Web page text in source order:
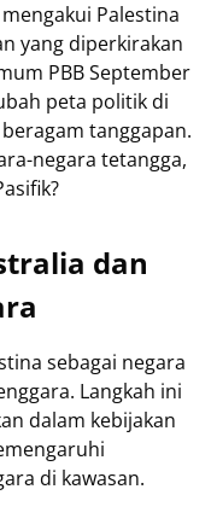
Palestina
yang diperkirakan
PBB September
peta politik di
tanggapan.
negara tetangga,
dan
sebagai negara
Langkah ini
dalam kebijakan
di kawasan.